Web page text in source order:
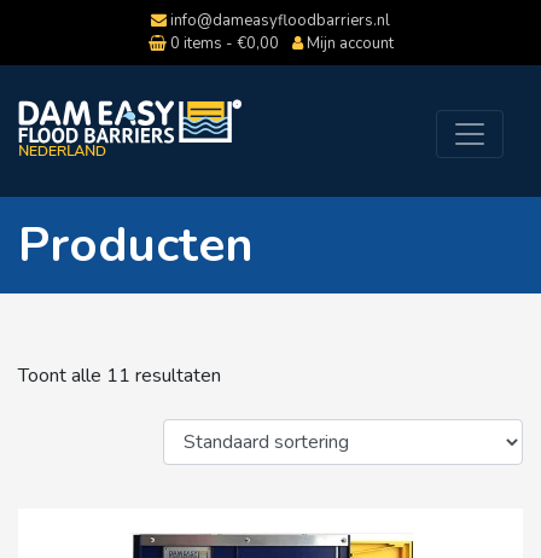
info@dameasyfloodbarriers.nl
0 items - €0,00 Mijn account
Producten
Toont alle 11 resultaten